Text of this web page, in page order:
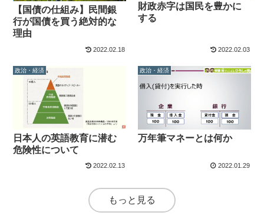
【国債の仕組み】民間銀
行が国債を買う絶対的な
理由
2022.02.18
財政赤字は国民を豊かに
する
2022.02.03
政治・経済
日本人の英語教育に潜む
危険性について
2022.02.13
政治・経済
万年筆マネーとは何か
2022.01.29
もっと見る